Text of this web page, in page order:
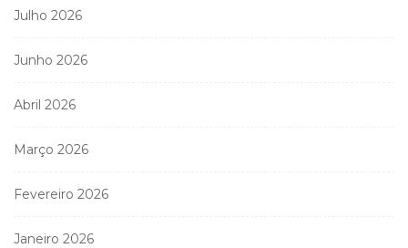
Julho 2026
Junho 2026
Abril 2026
Março 2026
Fevereiro 2026
Janeiro 2026